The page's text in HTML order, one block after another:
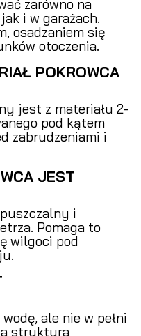
zarówno na
i w garażach.
osadzaniem się
otoczenia.
POKROWCA
jest z materiału 2-
pod kątem
zabrudzeniami i
JEST
i
Pomaga to
wilgoci pod
ale nie w pełni
struktura